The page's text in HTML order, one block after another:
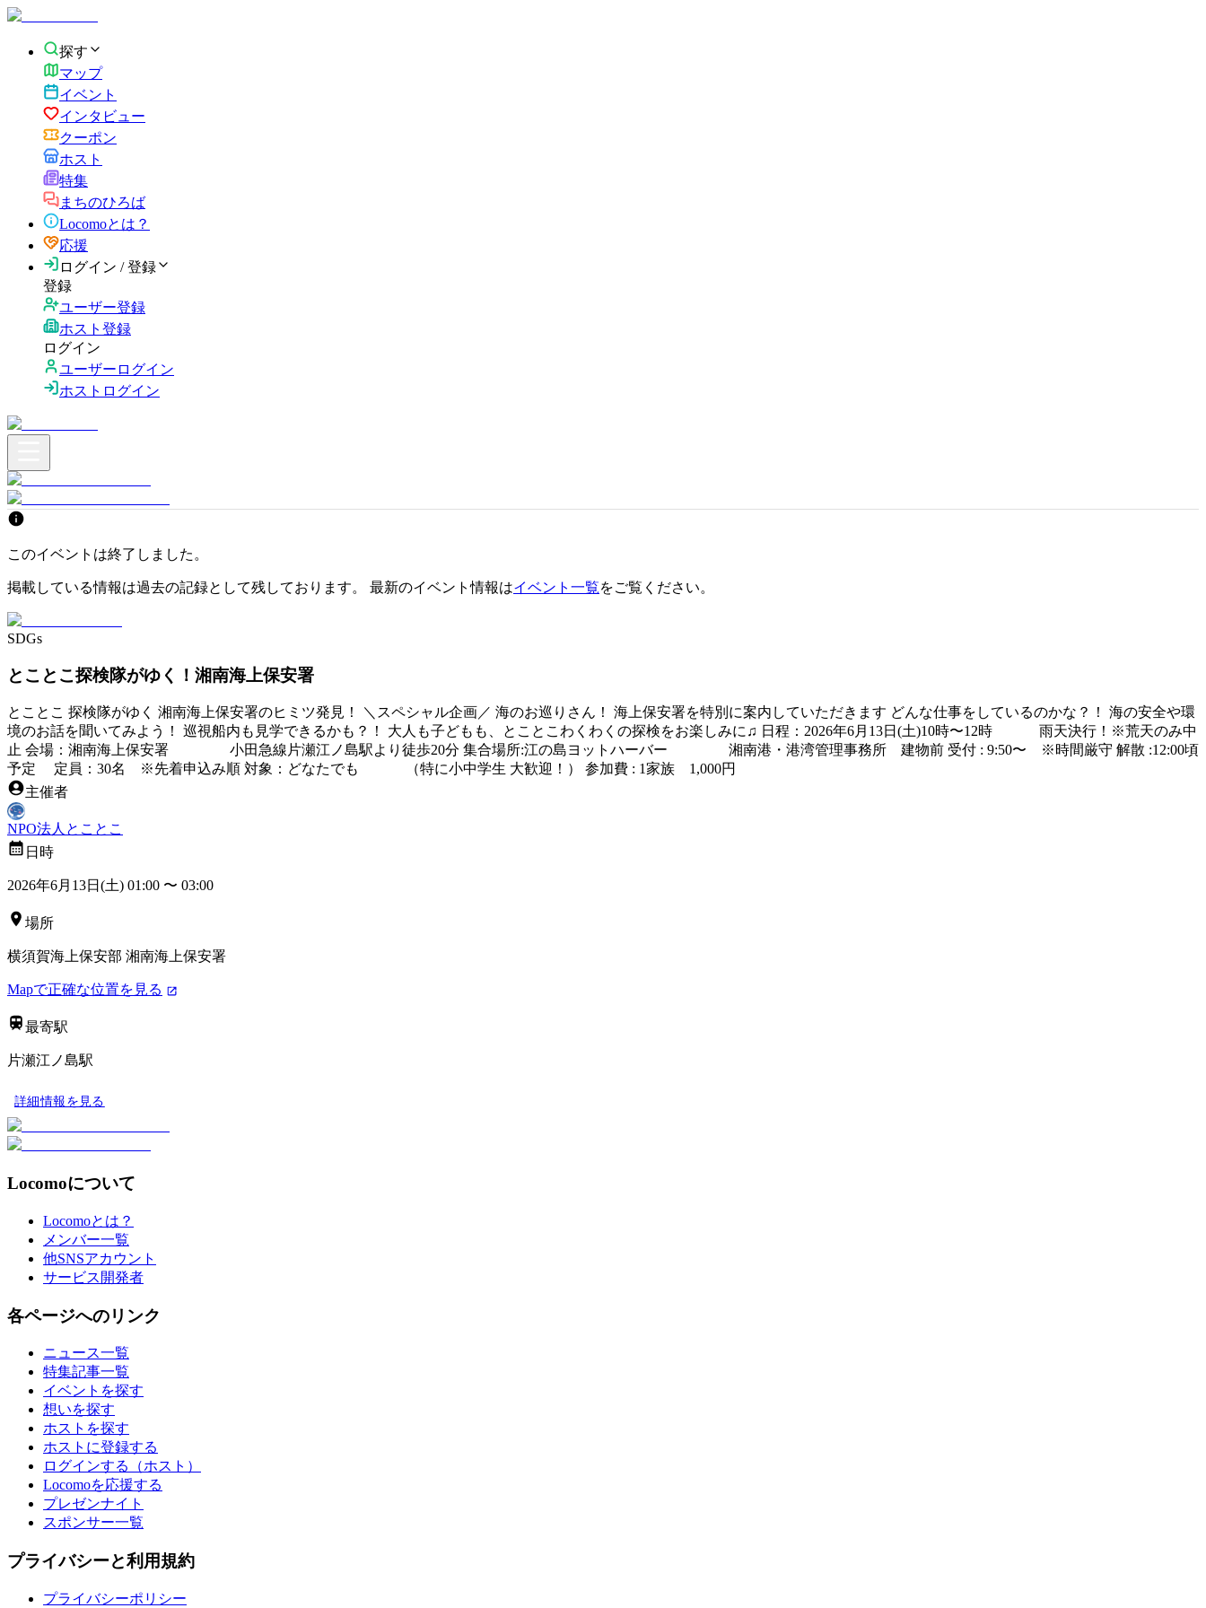
探す
マップ
イベント
インタビュー
クーポン
ホスト
特集
まちのひろば
Locomoとは？
応援
ログイン / 登録
登録
ユーザー登録
ホスト登録
ログイン
ユーザーログイン
ホストログイン
このイベントは終了しました。
掲載している情報は過去の記録として残しております。 最新のイベント情報はイベント一覧をご覧ください。
SDGs
とことこ探検隊がゆく！湘南海上保安署
とことこ 探検隊がゆく 湘南海上保安署のヒミツ発見！ ＼スペシャル企画／ 海のお巡りさん！ 海上保安署を特別に案内していただきます どんな仕事をしているのかな？！ 海の安全や環
境のお話を聞いてみよう！ 巡視船内も見学できるかも？！ 大人も子どもも、とことこわくわくの探検をお楽しみに♫ 日程：2026年6月13日(土)10時〜12時 雨天決行！※荒天のみ中
止 会場：湘南海上保安署 小田急線片瀬江ノ島駅より徒歩20分 集合場所:江の島ヨットハーバー 湘南港・港湾管理事務所 建物前 受付 : 9:50〜 ※時間厳守 解散 :12:00頃
予定 定員：30名 ※先着申込み順 対象：どなたでも （特に小中学生 大歓迎！） 参加費 : 1家族 1,000円
主催者
NPO法人とことこ
日時
2026年6月13日(土) 01:00 〜 03:00
場所
横須賀海上保安部 湘南海上保安署
Mapで正確な位置を見る
最寄駅
片瀬江ノ島駅
詳細情報を見る
Locomoについて
Locomoとは？
メンバー一覧
他SNSアカウント
サービス開発者
各ページへのリンク
ニュース一覧
特集記事一覧
イベントを探す
想いを探す
ホストを探す
ホストに登録する
ログインする（ホスト）
Locomoを応援する
プレゼンナイト
スポンサー一覧
プライバシーと利用規約
プライバシーポリシー